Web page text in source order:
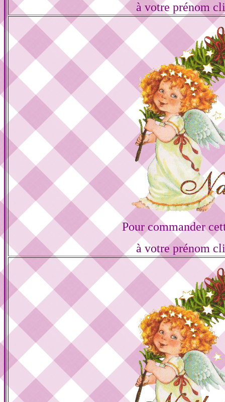
à votre prénom
Pour commander
à votre prénom